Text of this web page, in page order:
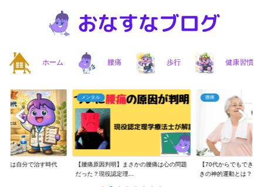
ホーム 腰痛 歩行 健康習慣
痛は自分で治す時代
メンタル
【腰痛原因判明】まさかの腰痛は心の問題
だった？現役認定理...
腰痛
【70代からでもできる
きの神的運動とは？...